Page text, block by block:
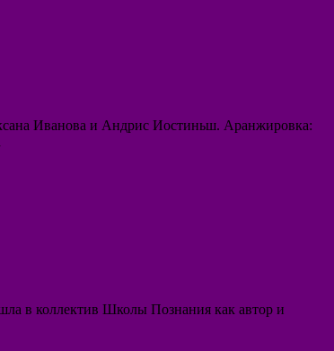
Иванова и Андрис Иостиньш. Аранжировка:
в коллектив Школы Познания как автор и